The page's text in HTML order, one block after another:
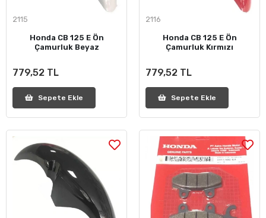
2115
Honda CB 125 E Ön
Çamurluk Beyaz
779,52 TL
Sepete Ekle
2116
Honda CB 125 E Ön
Çamurluk Kırmızı
779,52 TL
Sepete Ekle